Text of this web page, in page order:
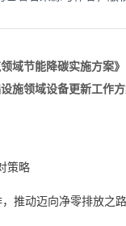
域节能降碳实施方案》
施领域设备更新工作
策略
推动迈向净零排放之路